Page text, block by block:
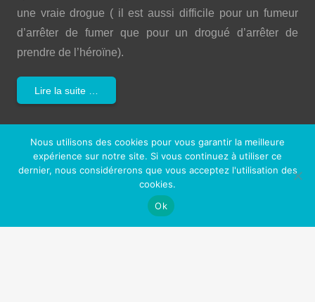
une vraie drogue ( il est aussi difficile pour un fumeur
d’arrêter de fumer que pour un drogué d’arrêter de
prendre de l’héroïne).
Lire la suite …
Une meilleure santé et une vie plus longue
Plus de liberté (et plus d’argent!)
Plus d’énergie et de confiance
Nous utilisons des cookies pour vous garantir la meilleure
expérience sur notre site. Si vous continuez à utiliser ce
dernier, nous considérerons que vous acceptez l'utilisation des
cookies.
Ok